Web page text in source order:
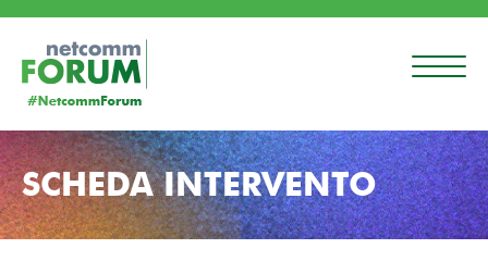
SCHEDA INTERVENTO